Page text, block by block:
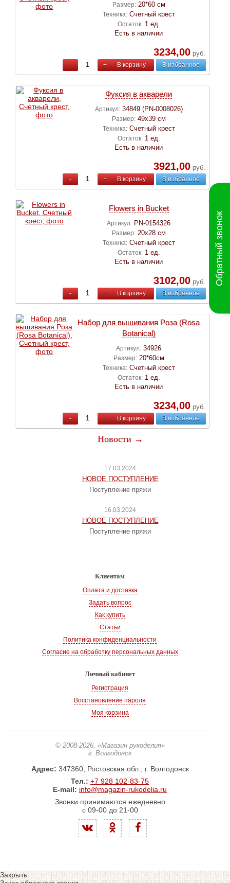
Размер: 20*60 см
Техника: Счетный крест
Остаток: 1 ед.
Есть в наличии
3234,00руб.
- + В корзину В избранное
Фуксия в акварели
Артикул: 34849 (PN-0008026)
Размер: 49х39 см
Техника: Счетный крест
Остаток: 1 ед.
Есть в наличии
3921,00руб.
- + В корзину В избранное
Flowers in Bucket
Артикул: PN-0154326
Размер: 20х28 см
Техника: Счетный крест
Остаток: 1 ед.
Есть в наличии
3102,00руб.
- + В корзину В избранное
Набор для вышивания Pоза (Rosa
Botanical)
Артикул: 34926
Размер: 20*60см
Техника: Счетный крест
Остаток: 1 ед.
Есть в наличии
3234,00руб.
- + В корзину В избранное
Новости →
17.03.2024
НОВОЕ ПОСТУПЛЕНИЕ
Поступление пряжи
16.03.2024
НОВОЕ ПОСТУПЛЕНИЕ
Поступление пряжи
Клиентам
Оплата и доставка
Задать вопрос
Как купить
Статьи
Политика конфиденциальности
Согласие на обработку персональных данных
Личный кабинет
Регистрация
Восстановление пароля
Моя корзина
© 2008-2026, «Магазин рукоделия»
г. Волгодонск
Адрес: 347360, Ростовская обл., г. Волгодонск
Тел.: +7 928 102-83-75
E-mail: info@magazin-rukodelia.ru
Звонки принимаются ежедневно
с 09-00 до 21-00
Обратный звонок
Закрыть